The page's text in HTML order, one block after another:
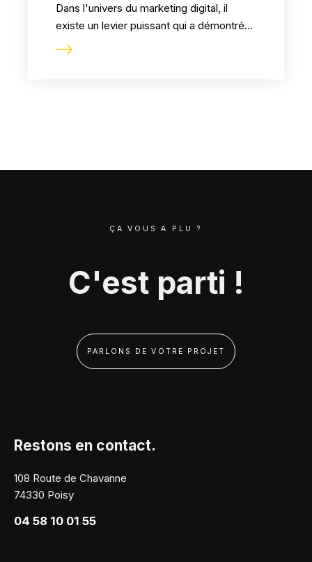
Dans l'univers du marketing digital, il
existe un levier puissant qui a démontré
son efficacité pour attirer, engager et
ÇA VOUS A PLU ?
C'est parti !
PARLONS DE VOTRE PROJET
Restons en contact.
108 Route de Chavanne
74330 Poisy
04 58 10 01 55